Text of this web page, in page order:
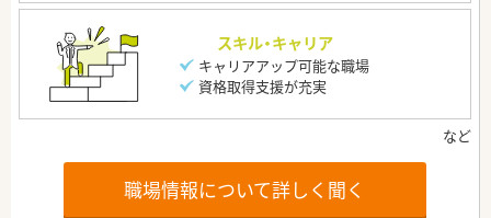
スキル・キャリア
キャリアアップ可能な職場
資格取得支援が充実
職場情報について詳しく聞く